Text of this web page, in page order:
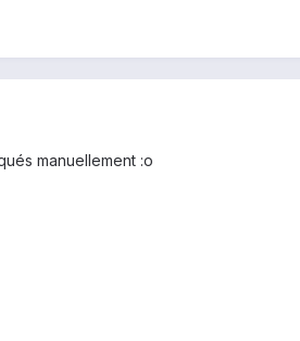
manuellement :o